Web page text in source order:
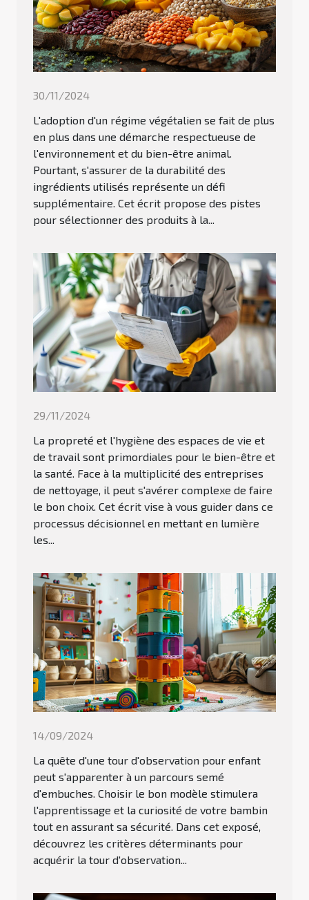
30/11/2024
L'adoption d'un régime végétalien se fait de plus
en plus dans une démarche respectueuse de
l'environnement et du bien-être animal.
Pourtant, s'assurer de la durabilité des
ingrédients utilisés représente un défi
supplémentaire. Cet écrit propose des pistes
pour sélectionner des produits à la...
29/11/2024
La propreté et l'hygiène des espaces de vie et
de travail sont primordiales pour le bien-être et
la santé. Face à la multiplicité des entreprises
de nettoyage, il peut s'avérer complexe de faire
le bon choix. Cet écrit vise à vous guider dans ce
processus décisionnel en mettant en lumière
les...
14/09/2024
La quête d'une tour d'observation pour enfant
peut s'apparenter à un parcours semé
d'embuches. Choisir le bon modèle stimulera
l'apprentissage et la curiosité de votre bambin
tout en assurant sa sécurité. Dans cet exposé,
découvrez les critères déterminants pour
acquérir la tour d'observation...